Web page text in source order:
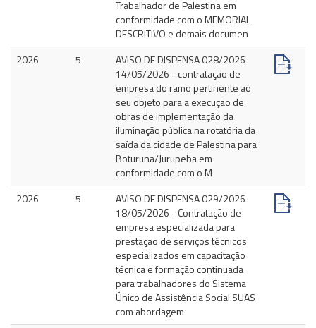
Trabalhador de Palestina em
conformidade com o MEMORIAL
DESCRITIVO e demais documen
2026
5
AVISO DE DISPENSA 028/2026
14/05/2026 - contratação de
empresa do ramo pertinente ao
seu objeto para a execução de
obras de implementação da
iluminação pública na rotatória da
saída da cidade de Palestina para
Boturuna/Jurupeba em
conformidade com o M
2026
5
AVISO DE DISPENSA 029/2026
18/05/2026 - Contratação de
empresa especializada para
prestação de serviços técnicos
especializados em capacitação
técnica e formação continuada
para trabalhadores do Sistema
Único de Assistência Social SUAS
com abordagem